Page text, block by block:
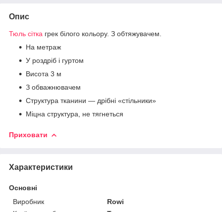
Опис
Тюль сітка грек білого кольору. З обтяжувачем.
На метраж
У роздріб і гуртом
Висота 3 м
З обважнювачем
Структура тканини — дрібні «стільники»
Міцна структура, не тягнеться
Приховати
Характеристики
Основні
Виробник
Rowi